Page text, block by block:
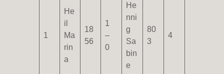
1
He
il
Ma
rin
a
18
56
1
–
0
He
nni
g
Sa
bin
e
80
3
4